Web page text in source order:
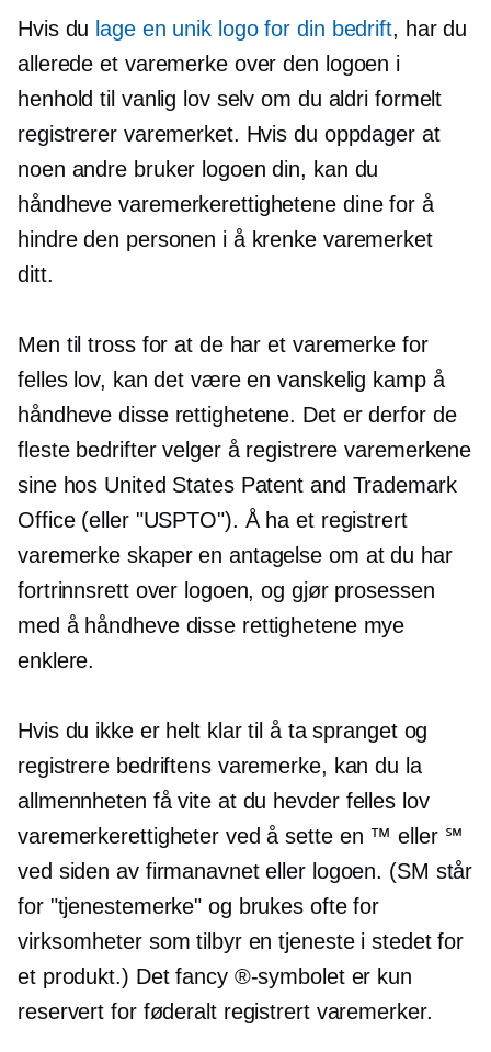
Hvis du lage en unik logo for din bedrift, har du
allerede et varemerke over den logoen i
henhold til vanlig lov selv om du aldri formelt
registrerer varemerket. Hvis du oppdager at
noen andre bruker logoen din, kan du
håndheve varemerkerettighetene dine for å
hindre den personen i å krenke varemerket
ditt.
Men til tross for at de har et varemerke for
felles lov, kan det være en vanskelig kamp å
håndheve disse rettighetene. Det er derfor de
fleste bedrifter velger å registrere varemerkene
sine hos United States Patent and Trademark
Office (eller "USPTO"). Å ha et registrert
varemerke skaper en antagelse om at du har
fortrinnsrett over logoen, og gjør prosessen
med å håndheve disse rettighetene mye
enklere.
Hvis du ikke er helt klar til å ta spranget og
registrere bedriftens varemerke, kan du la
allmennheten få vite at du hevder felles lov
varemerkerettigheter ved å sette en ™ eller ℠
ved siden av firmanavnet eller logoen. (SM står
for "tjenestemerke" og brukes ofte for
virksomheter som tilbyr en tjeneste i stedet for
et produkt.) Det fancy ®-symbolet er kun
reservert for føderalt registrertvaremerker.